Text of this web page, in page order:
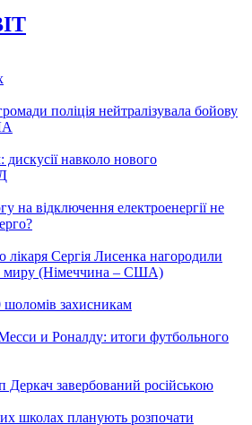
поліція нейтралізувала бойову
навколо нового
на відключення електроенергії не
лікаря Сергія Лисенка нагородили
миру (Німеччина – США)
шоломів захисникам
и Роналду: итоги футбольного
завербований російською
школах планують розпочати